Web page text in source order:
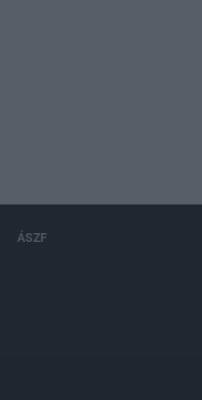
ÁSZF